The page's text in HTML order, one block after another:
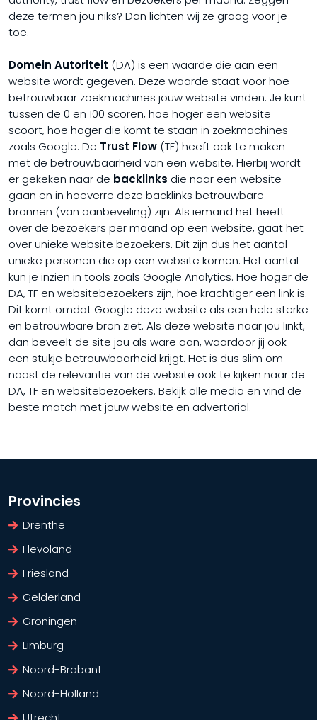
deze termen jou niks? Dan lichten wij ze graag voor je
toe.
Domein Autoriteit (DA) is een waarde die aan een
website wordt gegeven. Deze waarde staat voor hoe
betrouwbaar zoekmachines jouw website vinden. Je kunt
tussen de 0 en 100 scoren, hoe hoger een website
scoort, hoe hoger die komt te staan in zoekmachines
zoals Google. De Trust Flow (TF) heeft ook te maken
met de betrouwbaarheid van een website. Hierbij wordt
er gekeken naar de backlinks die naar een website
gaan en in hoeverre deze backlinks betrouwbare
bronnen (van aanbeveling) zijn. Als iemand het heeft
over de bezoekers per maand op een website, gaat het
over unieke website bezoekers. Dit zijn dus het aantal
unieke personen die op een website komen. Het aantal
kun je inzien in tools zoals Google Analytics. Hoe hoger de
DA, TF en websitebezoekers zijn, hoe krachtiger een link is.
Dit komt omdat Google deze website als een hele sterke
en betrouwbare bron ziet. Als deze website naar jou linkt,
dan beveelt de site jou als ware aan, waardoor jij ook
een stukje betrouwbaarheid krijgt. Het is dus slim om
naast de relevantie van de website ook te kijken naar de
DA, TF en websitebezoekers. Bekijk alle media en vind de
beste match met jouw website en advertorial.
Provincies
Drenthe
Flevoland
Friesland
Gelderland
Groningen
Limburg
Noord-Brabant
Noord-Holland